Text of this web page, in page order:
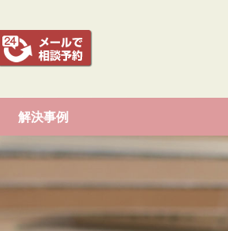
解決事例